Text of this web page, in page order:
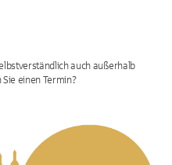
auch außerhalb
einen Termin?